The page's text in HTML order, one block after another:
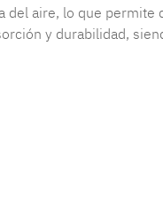
aire, lo que
y durabilidad,